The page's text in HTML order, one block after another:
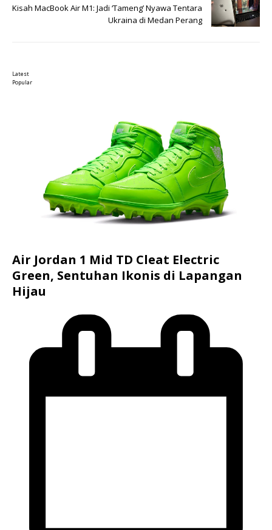
Kisah MacBook Air M1: Jadi ‘Tameng’ Nyawa Tentara
Ukraina di Medan Perang
Latest
Popular
Air Jordan 1 Mid TD Cleat Electric
Green, Sentuhan Ikonis di Lapangan
Hijau